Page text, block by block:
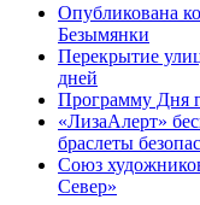
Опубликована
Безымянки
Перекрытие
дней
Программу Дня
«ЛизаАлерт»
браслеты
Союз
Север»